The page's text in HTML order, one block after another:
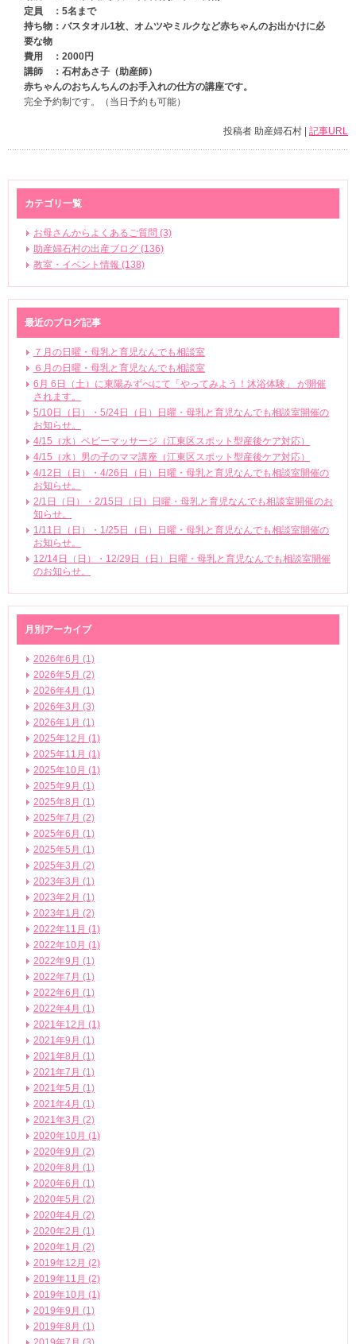
定員 ：5名まで
持ち物：バスタオル1枚、オムツやミルクなど赤ちゃんのお出かけに必
要な物
費用 ：2000円
講師 ：石村あさ子（助産師）
赤ちゃんのおちんちんのお手入れの仕方の講座です。
完全予約制です。（当日予約も可能）
投稿者 助産婦石村 | 記事URL
カテゴリ一覧
お母さんからよくあるご質問 (3)
助産婦石村の出産ブログ (136)
教室・イベント情報 (138)
最近のブログ記事
７月の日曜・母乳と育児なんでも相談室
６月の日曜・母乳と育児なんでも相談室
6月 6日（土）に東陽みずべにて「やってみよう！沐浴体験」 が開催
されます。
5/10日（日）・5/24日（日）日曜・母乳と育児なんでも相談室開催の
お知らせ。
4/15（水）ベビーマッサージ（江東区スポット型産後ケア対応）
4/15（水）男の子のママ講座（江東区スポット型産後ケア対応）
4/12日（日）・4/26日（日）日曜・母乳と育児なんでも相談室開催の
お知らせ。
2/1日（日）・2/15日（日）日曜・母乳と育児なんでも相談室開催のお
知らせ。
1/11日（日）・1/25日（日）日曜・母乳と育児なんでも相談室開催の
お知らせ。
12/14日（日）・12/29日（日）日曜・母乳と育児なんでも相談室開催
のお知らせ。
月別アーカイブ
2026年6月 (1)
2026年5月 (2)
2026年4月 (1)
2026年3月 (3)
2026年1月 (1)
2025年12月 (1)
2025年11月 (1)
2025年10月 (1)
2025年9月 (1)
2025年8月 (1)
2025年7月 (2)
2025年6月 (1)
2025年5月 (1)
2025年3月 (2)
2023年3月 (1)
2023年2月 (1)
2023年1月 (2)
2022年11月 (1)
2022年10月 (1)
2022年9月 (1)
2022年7月 (1)
2022年6月 (1)
2022年4月 (1)
2021年12月 (1)
2021年9月 (1)
2021年8月 (1)
2021年7月 (1)
2021年5月 (1)
2021年4月 (1)
2021年3月 (2)
2020年10月 (1)
2020年9月 (2)
2020年8月 (1)
2020年6月 (1)
2020年5月 (2)
2020年4月 (2)
2020年2月 (1)
2020年1月 (2)
2019年12月 (2)
2019年11月 (2)
2019年10月 (1)
2019年9月 (1)
2019年8月 (1)